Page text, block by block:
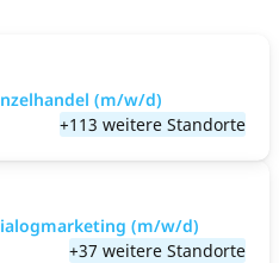
(m/w/d)
+113 weitere Standorte
(m/w/d)
+37 weitere Standorte